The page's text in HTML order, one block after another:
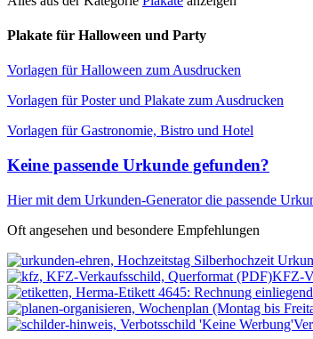
Plakate für Halloween und Party
Vorlagen für Halloween zum Ausdrucken
Vorlagen für Poster und Plakate zum Ausdrucken
Vorlagen für Gastronomie, Bistro und Hotel
Keine passende Urkunde gefunden?
Hier mit dem Urkunden-Generator die passende
Oft angesehen und besondere Empfehlungen
KFZ-